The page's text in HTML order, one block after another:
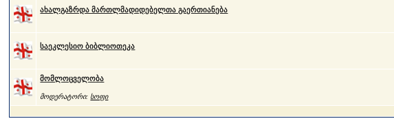
ახალგაზრდა მართლმადიდებელთა გაერთიანება
საეკლესიო ბიბლიოთეკა
მომლოცველობა
მოდერატორი: სოფი